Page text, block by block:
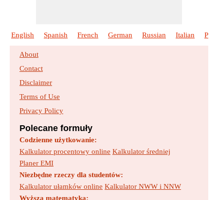
English Spanish French German Russian Italian
About
Contact
Disclaimer
Terms of Use
Privacy Policy
Polecane formuły
Codzienne użytkowanie:
Kalkulator procentowy online Kalkulator średniej
Planer EMI
Niezbędne rzeczy dla studentów:
Kalkulator ułamków online Kalkulator NWW i NNW
Wyższa matematyka: